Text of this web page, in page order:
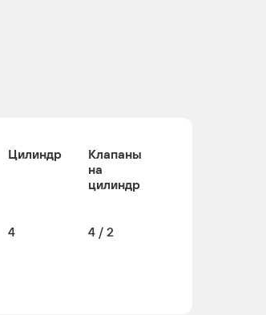
Цилиндр
Клапаны
на
цилиндр
4 4 / 2